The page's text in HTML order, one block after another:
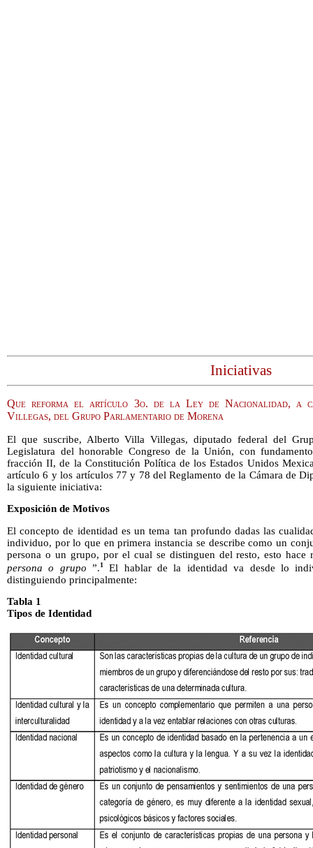
Iniciativas
Que reforma el artículo 3o. de la Ley de Nacionalidad, a
Villegas, del Grupo Parlamentario de Morena
El que suscribe, Alberto Villa Villegas, diputado federal del
Legislatura del honorable Congreso de la Unión, con
fracción II, de la Constitución Política de los Estados Unidos
artículo 6 y los artículos 77 y 78 del Reglamento de la Cámara de
la siguiente iniciativa:
Exposición de Motivos
El concepto de identidad es un tema tan profundo dadas las
individuo, por lo que en primera instancia se describe como un
persona o un grupo, por el cual se distinguen del resto, esto hace
persona o grupo ”.1
El hablar de la identidad va desde lo
distinguiendo principalmente:
Tabla 1
Tipos de Identidad